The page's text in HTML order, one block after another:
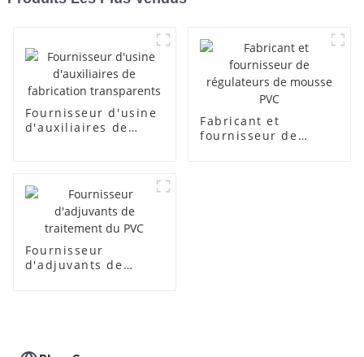
Fournisseur d'usine
d'auxiliaires de
Fabricant et
fournisseur de
Fournisseur
d'adjuvants de